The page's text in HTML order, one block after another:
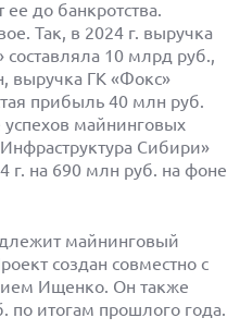
до банкротства.
Так, в 2024 г. выручка
составляла 10 млрд руб.,
выручка ГК «Фокс»
прибыль 40 млн руб.
майнинговых
Сибири»
г. на 690 млн руб. на фоне
майнинговый
создан совместно с
Ищенко. Он также
итогам прошлого года.